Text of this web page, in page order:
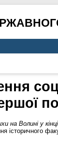
на Волині у
історичного